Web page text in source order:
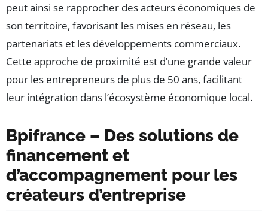
peut ainsi se rapprocher des acteurs économiques de
son territoire, favorisant les mises en réseau, les
partenariats et les développements commerciaux.
Cette approche de proximité est d’une grande valeur
pour les entrepreneurs de plus de 50 ans, facilitant
leur intégration dans l’écosystème économique local.
Bpifrance – Des solutions de
financement et
d’accompagnement pour les
créateurs d’entreprise